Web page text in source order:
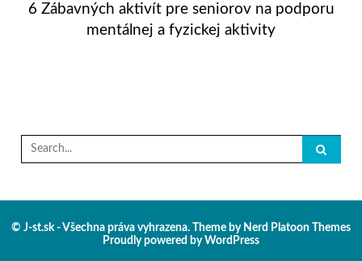
6 Zábavných aktivít pre seniorov na podporu
mentálnej a fyzickej aktivity
Search
for:
© J-st.sk - Všechna práva vyhrazena. Theme by Nerd Platoon Themes
Proudly powered byWordPress